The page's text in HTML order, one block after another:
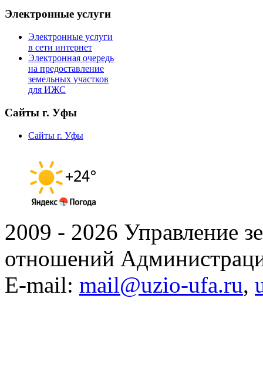
Электронные услуги
Электронные услуги
в сети интернет
Электронная очередь
на предоставление
земельных участков
для ИЖС
Сайты г. Уфы
Сайты г. Уфы
2009 - 2026 Управление
отношений
E-mail: mail@uzio-ufa.ru,